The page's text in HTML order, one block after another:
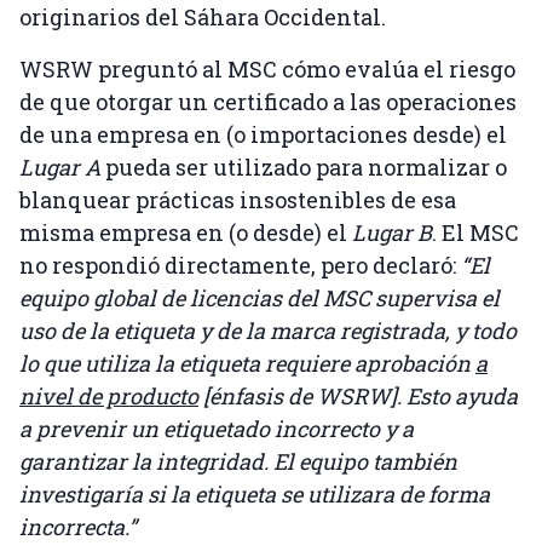
originarios del Sáhara Occidental.
WSRW preguntó al MSC cómo evalúa el riesgo
de que otorgar un certificado a las operaciones
de una empresa en (o importaciones desde) el
Lugar A pueda ser utilizado para normalizar o
blanquear prácticas insostenibles de esa
misma empresa en (o desde) el Lugar B. El MSC
no respondió directamente, pero declaró: “El
equipo global de licencias del MSC supervisa el
uso de la etiqueta y de la marca registrada, y todo
lo que utiliza la etiqueta requiere aprobación a
nivel de producto[énfasis de WSRW]. Esto ayuda
a prevenir un etiquetado incorrecto y a
garantizar la integridad. El equipo también
investigaría si la etiqueta se utilizara de forma
incorrecta.”